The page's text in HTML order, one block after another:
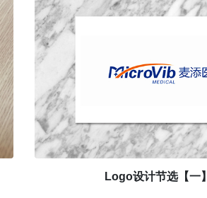
Logo设计节选【一】